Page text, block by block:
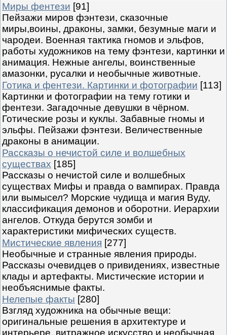
Миры фентези [91]
Пейзажи миров фэнтези, сказочные
миры,воины, драконы, замки, безумные маги и
чародеи. Военная тактика гномов и эльфов,
работы художников на тему фэнтези, картинки и
анимация. Нежные ангелы, воинственные
амазонки, русалки и необычные животные.
Готика и фентези. Картинки и фотографии [113]
Картинки и фотографии на тему готики и
фентези. Загадочные девушки в чёрном.
Готические розы и куклы. Забавные гномы и
эльфы. Пейзажи фэнтези. Величественные
драконы в анимации.
Рассказы о нечистой силе и волшебных
существах [185]
Рассказы о нечистой силе и волшебных
существах Мифы и правда о вампирах. Правда
или вымысел? Морские чудища и магия Вуду,
классификация демонов и оборотни. Иерархии
ангелов. Откуда берутся зомби и
характеристики мифических существ.
Мистические явления [277]
Необычные и странные явления природы.
Рассказы очевидцев о привидениях, известные
клады и артефакты. Мистические истории и
необъяснимые факты.
Нелепые факты [280]
Взгляд художника на обычные вещи:
оригинальные решения в архитектуре и
интерьере, витражное искусство и необычная